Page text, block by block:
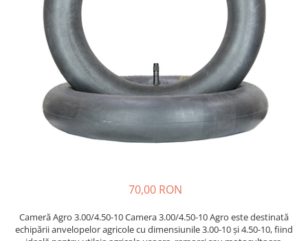
https://www.doctortrotineta.ro/lumini
Stop trotineta
https://www.doctortrotineta.ro/cadru
Aparatori (aripi)
Cricuri trotineta
70,00 RON
Cameră Agro 3.00/4.50-10 Camera 3.00/4.50-10 Agro este destinată
echipării anvelopelor agricole cu dimensiunile 3.00-10 și 4.50-10, fiind